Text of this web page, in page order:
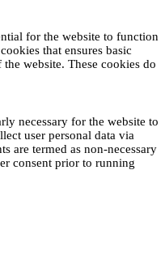
for the website to function
that ensures basic
website. These cookies do
necessary for the website to
user personal data via
are termed as non-necessary
consent prior to running